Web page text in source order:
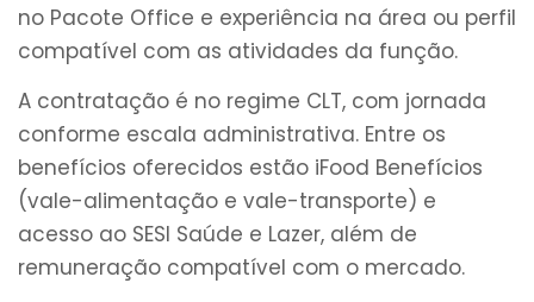
no Pacote Office e experiência na área ou perfil
compatível com as atividades da função.
A contratação é no regime CLT, com jornada
conforme escala administrativa. Entre os
benefícios oferecidos estão iFood Benefícios
(vale-alimentação e vale-transporte) e
acesso ao SESI Saúde e Lazer, além de
remuneração compatível com o mercado.